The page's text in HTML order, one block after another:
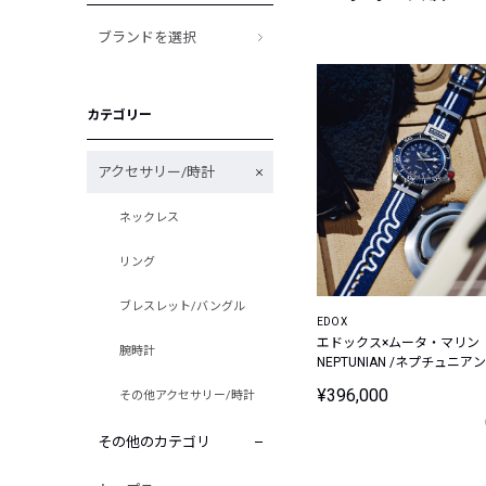
ブランドを選択
カテゴリー
アクセサリー/時計
ネックレス
リング
ブレスレット/バングル
腕時計
その他アクセサリー/時計
その他のカテゴリ
EDOX
エドックス×ムータ・マリン
NEPTUNIAN /ネプチュニアン
トマティック ムータ・マリ
¥396,000